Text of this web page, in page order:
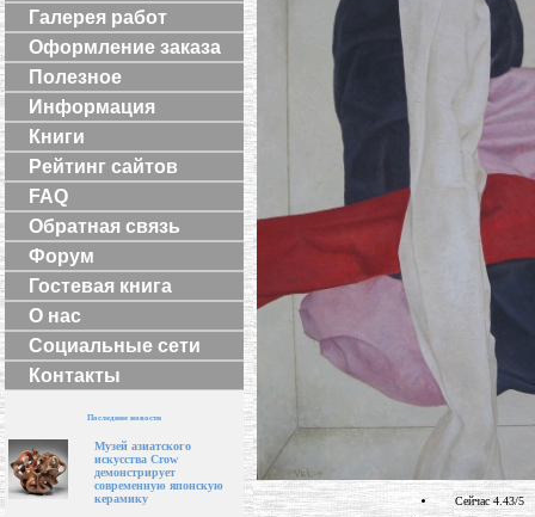
Галерея работ
Оформление заказа
Полезное
Информация
Книги
Рейтинг сайтов
FAQ
Обратная связь
Форум
Гостевая книга
О нас
Социальные сети
Контакты
Последние новости
Музей азиатского
искусства Crow
демонстрирует
современную японскую
керамику
Сейчас 4.43/5